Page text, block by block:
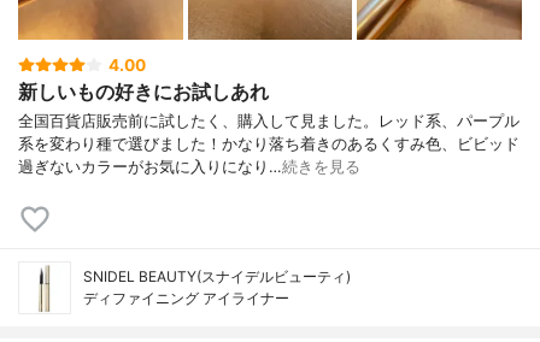
4.00
新しいもの好きにお試しあれ
全国百貨店販売前に試したく、購入して見ました。レッド系、パープル
系を変わり種で選びました！かなり落ち着きのあるくすみ色、ビビッド
過ぎないカラーがお気に入りになり…続きを見る
SNIDEL BEAUTY(スナイデルビューティ)
ディファイニング アイライナー